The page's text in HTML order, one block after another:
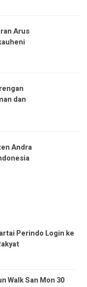
Arus
dan
Andra
Perindo Login ke
Walk San Mon 30